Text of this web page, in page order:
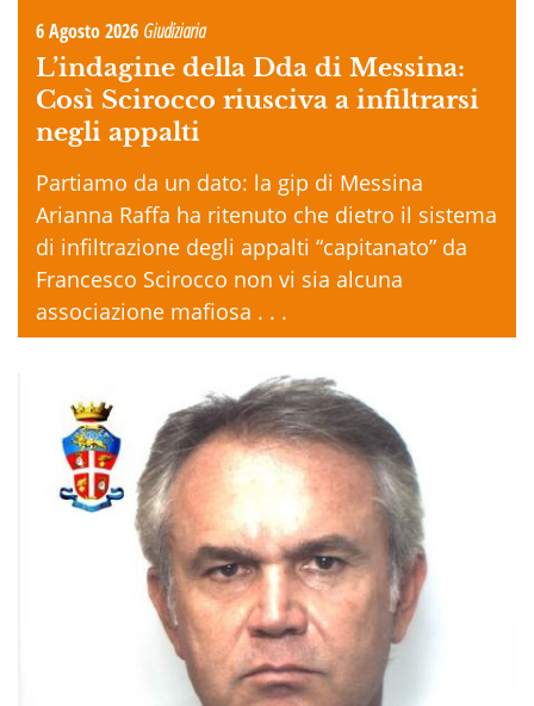
6 Agosto 2026 Giudiziaria
L’indagine della Dda di Messina:
Così Scirocco riusciva a infiltrarsi
negli appalti
Partiamo da un dato: la gip di Messina
Arianna Raffa ha ritenuto che dietro il sistema
di infiltrazione degli appalti “capitanato” da
Francesco Scirocco non vi sia alcuna
associazione mafiosa . . .